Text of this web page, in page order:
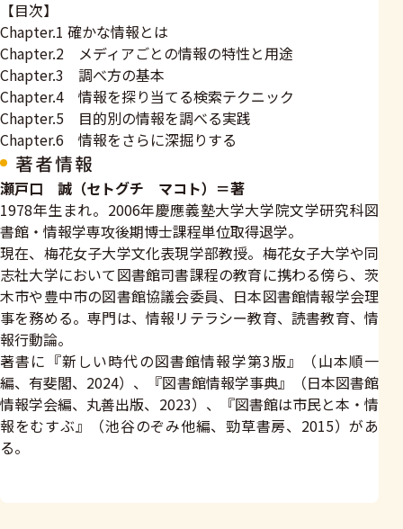
【目次】
Chapter.1 確かな情報とは
Chapter.2 メディアごとの情報の特性と用途
Chapter.3 調べ方の基本
Chapter.4 情報を探り当てる検索テクニック
Chapter.5 目的別の情報を調べる実践
Chapter.6 情報をさらに深掘りする
著者情報
瀬戸口 誠（セトグチ マコト）＝著
1978年生まれ。2006年慶應義塾大学大学院文学研究科図
書館・情報学専攻後期博士課程単位取得退学。
現在、梅花女子大学文化表現学部教授。梅花女子大学や同
志社大学において図書館司書課程の教育に携わる傍ら、茨
木市や豊中市の図書館協議会委員、日本図書館情報学会理
事を務める。専門は、情報リテラシー教育、読書教育、情
報行動論。
著書に『新しい時代の図書館情報学第3版』（山本順一
編、有斐閣、2024）、『図書館情報学事典』（日本図書館
情報学会編、丸善出版、2023）、『図書館は市民と本・情
報をむすぶ』（池谷のぞみ他編、勁草書房、2015）があ
る。